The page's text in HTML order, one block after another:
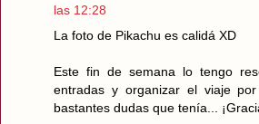
las 12:28
La foto de Pikachu es calidá XD
Este fin de semana lo tengo
entradas y organizar el viaje
bastantes dudas que tenía...